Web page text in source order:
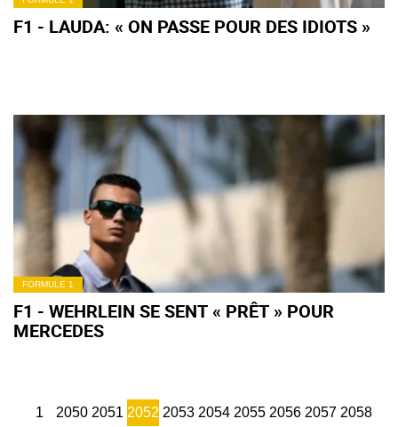
F1 - LAUDA: « ON PASSE POUR DES IDIOTS »
FORMULE 1
F1 - WEHRLEIN SE SENT « PRÊT » POUR
MERCEDES
1 2050 2051 2052 2053 2054 2055 2056 2057 2058